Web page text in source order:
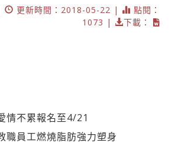
更新時間：2018-05-22 |
點閱：
1073 |
下載：
情不累報名至4/21
職員工燃燒脂肪強力塑身